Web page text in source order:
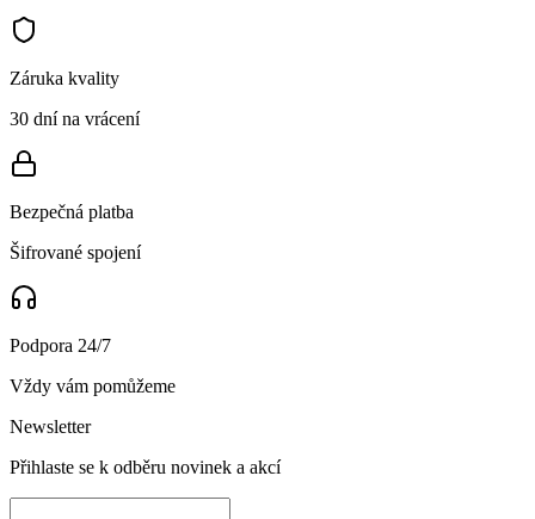
Záruka kvality
30 dní na vrácení
Bezpečná platba
Šifrované spojení
Podpora 24/7
Vždy vám pomůžeme
Newsletter
Přihlaste se k odběru novinek a akcí